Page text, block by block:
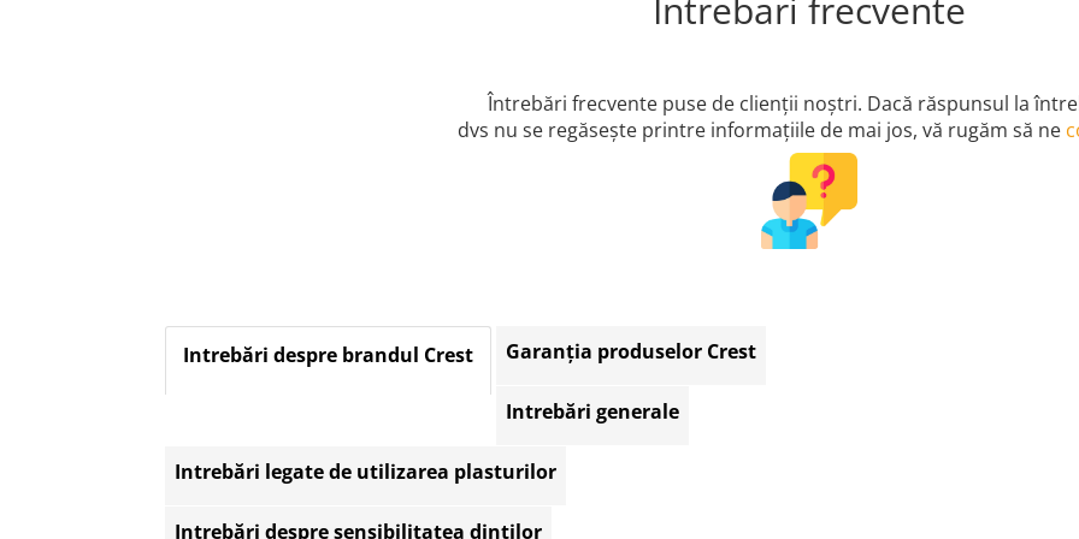
Intrebari frecvente
Întrebări frecvente puse de clienţii noştri. Dacă răspunsul la
dvs nu se regăseşte printre informaţiile de mai jos, vă rugăm să ne
Intrebări despre brandul Crest Garanția produselor Crest
Intrebări generale
Intrebări legate de utilizarea plasturilor
Intrebări despre sensibilitatea dinților